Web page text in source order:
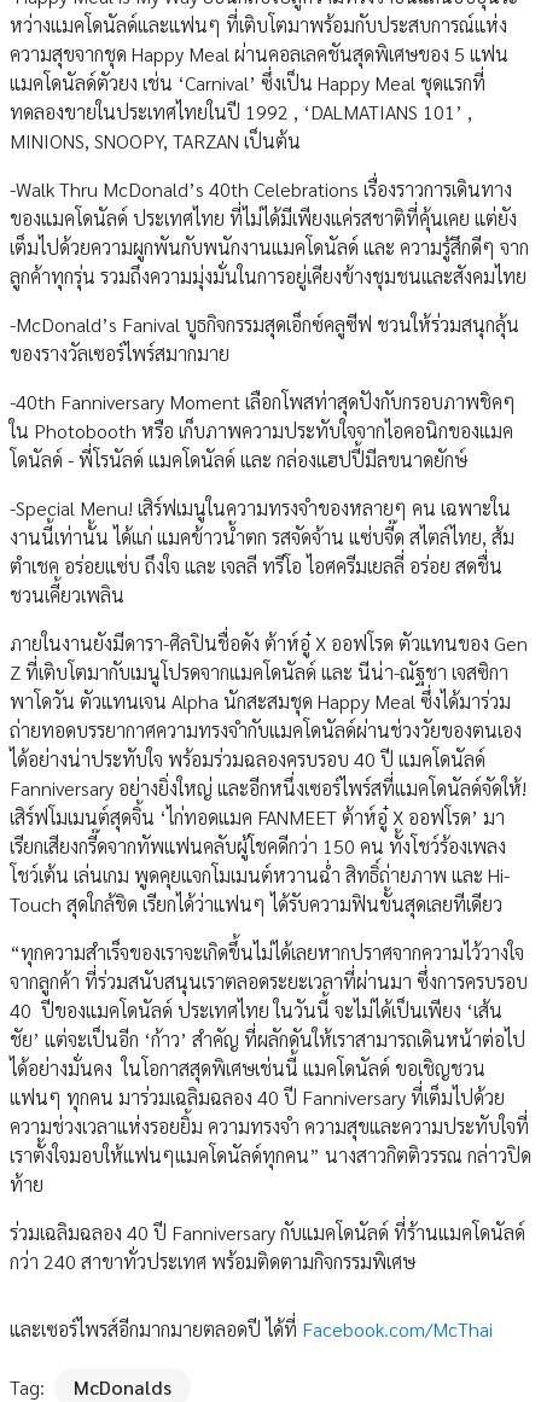
หว่างแมคโดนัลด์และแฟนๆ ที่เติบโตมาพร้อมกับประสบการณ์แห่ง
ความสุขจากชุด Happy Meal ผ่านคอลเลคชันสุดพิเศษของ 5 แฟน
แมคโดนัลด์ตัวยง เช่น ‘Carnival’ ซึ่งเป็น Happy Meal ชุดแรกที่
ทดลองขายในประเทศไทยในปี 1992 , ‘DALMATIANS 101’ ,
MINIONS, SNOOPY, TARZAN เป็นต้น
-Walk Thru McDonald’s 40th Celebrations เรื่องราวการเดินทาง
ของแมคโดนัลด์ ประเทศไทย ที่ไม่ได้มีเพียงแค่รสชาติที่คุ้นเคย แต่ยัง
เต็มไปด้วยความผูกพันกับพนักงานแมคโดนัลด์ และ ความรู้สึกดีๆ จาก
ลูกค้าทุกรุ่น รวมถึงความมุ่งมั่นในการอยู่เคียงข้างชุมชนและสังคมไทย
-McDonald’s Fanival บูธกิจกรรมสุดเอ็กซ์คลูซีฟ ชวนให้ร่วมสนุกลุ้น
ของรางวัลเซอร์ไพร์สมากมาย
-40th Fanniversary Moment เลือกโพสท่าสุดปังกับกรอบภาพชิคๆ
ใน Photobooth หรือ เก็บภาพความประทับใจจากไอคอนิกของแมค
โดนัลด์ - พี่โรนัลด์ แมคโดนัลด์ และ กล่องแฮปปี้มีลขนาดยักษ์
-Special Menu! เสิร์ฟเมนูในความทรงจำของหลายๆ คน เฉพาะใน
งานนี้เท่านั้น ได้แก่ แมคข้าวน้ำตก รสจัดจ้าน แซ่บจี๊ด สไตล์ไทย, ส้ม
ตำเชค อร่อยแซ่บ ถึงใจ และ เจลลี ทรีโอ ไอศครีมเยลลี่ อร่อย สดชื่น
ชวนเคี้ยวเพลิน
ภายในงานยังมีดารา-ศิลปินชื่อดัง ต้าห์อู๋ X ออฟโรด ตัวแทนของ Gen
Z ที่เติบโตมากับเมนูโปรดจากแมคโดนัลด์ และ นีน่า-ณัฐชา เจสซิกา
พาโดวัน ตัวแทนเจน Alpha นักสะสมชุด Happy Meal ซึ่งได้มาร่วม
ถ่ายทอดบรรยากาศความทรงจำกับแมคโดนัลด์ผ่านช่วงวัยของตนเอง
ได้อย่างน่าประทับใจ พร้อมร่วมฉลองครบรอบ 40 ปี แมคโดนัลด์
Fanniversary อย่างยิ่งใหญ่ และอีกหนึ่งเซอร์ไพร์สที่แมคโดนัลด์จัดให้!
เสิร์ฟโมเมนต์สุดจิ้น ‘ไก่ทอดแมค FANMEET ต้าห์อู๋ X ออฟโรด’ มา
เรียกเสียงกรี๊ดจากทัพแฟนคลับผู้โชคดีกว่า 150 คน ทั้งโชว์ร้องเพลง
โชว์เต้น เล่นเกม พูดคุยแจกโมเมนต์หวานฉ่ำ สิทธิ์ถ่ายภาพ และ Hi-
Touch สุดใกล้ชิด เรียกได้ว่าแฟนๆ ได้รับความฟินขั้นสุดเลยทีเดียว
“ทุกความสำเร็จของเราจะเกิดขึ้นไม่ได้เลยหากปราศจากความไว้วางใจ
จากลูกค้า ที่ร่วมสนับสนุนเราตลอดระยะเวลาที่ผ่านมา ซึ่งการครบรอบ
40 ปีของแมคโดนัลด์ ประเทศไทย ในวันนี้ จะไม่ได้เป็นเพียง ‘เส้น
ชัย’ แต่จะเป็นอีก ‘ก้าว’ สำคัญ ที่ผลักดันให้เราสามารถเดินหน้าต่อไป
ได้อย่างมั่นคง ในโอกาสสุดพิเศษเช่นนี้ แมคโดนัลด์ ขอเชิญชวน
แฟนๆ ทุกคน มาร่วมเฉลิมฉลอง 40 ปี Fanniversary ที่เต็มไปด้วย
ความช่วงเวลาแห่งรอยยิ้ม ความทรงจำ ความสุขและความประทับใจที่
เราตั้งใจมอบให้แฟนๆแมคโดนัลด์ทุกคน” นางสาวกิตติวรรณ กล่าวปิด
ท้าย
ร่วมเฉลิมฉลอง 40 ปี Fanniversary กับแมคโดนัลด์ ที่ร้านแมคโดนัลด์
กว่า 240 สาขาทั่วประเทศ พร้อมติดตามกิจกรรมพิเศษ
และเซอร์ไพรส์อีกมากมายตลอดปี ได้ที่ Facebook.com/McThai
Tag: McDonalds